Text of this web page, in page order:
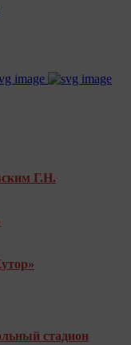
Г.Н.
стадион